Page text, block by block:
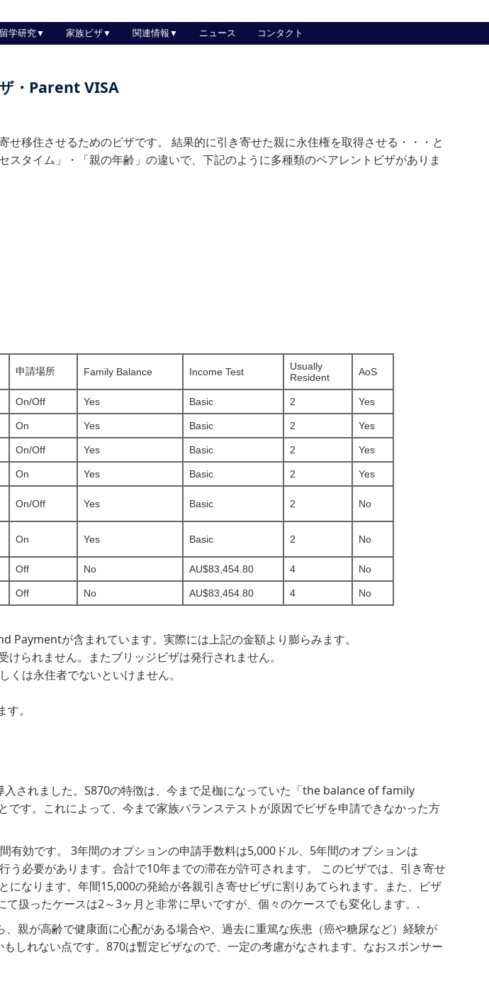
留学研究 家族ビザ 関連情報 ニュース コンタクト
・Parent VISA
移住させるためのビザです。 結果的に引き寄せた親に永住権を取得させる・・・と
タイム」・「親の年齢」の違いで、下記のように多種類のペアレントビザがありま
申請場所 Family Balance Income Test
Usually
Resident
AoS
On/Off Yes Basic 2 Yes
On Yes Basic 2 Yes
On/Off Yes Basic 2 Yes
On Yes Basic 2 Yes
On/Off Yes Basic 2 No
On Yes Basic 2 No
Off No AU$83,454.80 4 No
Off No AU$83,454.80 4 No
が含まれています。実際には上記の金額より膨らみます。
られません。またブリッジビザは発行されません。
は永住者でないといけません。
。
されました。S870の特徴は、今まで足枷になっていた「the balance of family
す。これによって、今まで家族バランステストが原因でビザを申請できなかった方
効です。 3年間のオプションの申請手数料は5,000ドル、5年間のオプションは
必要があります。合計で10年までの滞在が許可されます。 このビザでは、引き寄せ
なります。年間15,000の発給が各親引き寄せビザに割りあてられます。また、ビザ
扱ったケースは2～3ヶ月と非常に早いですが、個々のケースでも変化します。.
親が高齢で健康面に心配がある場合や、過去に重篤な疾患（癌や糖尿など）経験が
しれない点です。870は暫定ビザなので、一定の考慮がなされます。なおスポンサー